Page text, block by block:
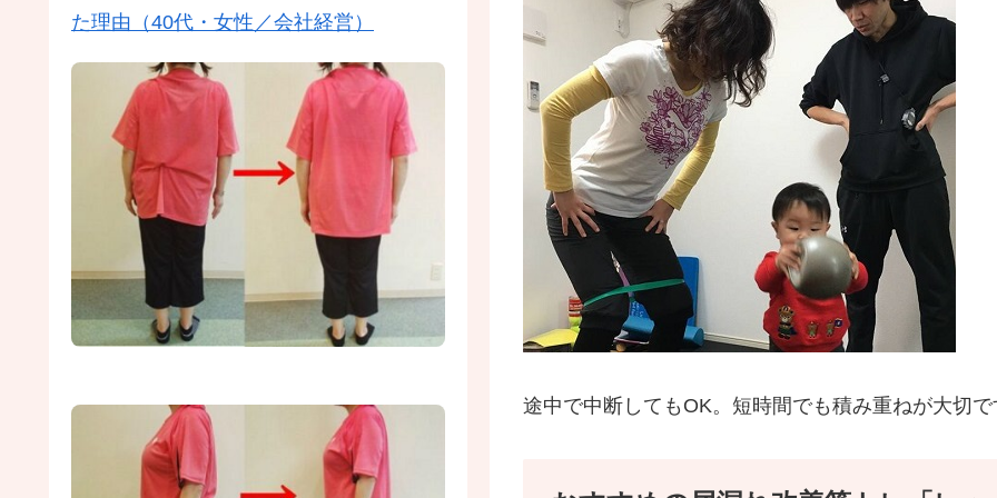
途中で中断してもOK。短時間でも積み重ねが大切で
た理由（40代・女性／会社経営）